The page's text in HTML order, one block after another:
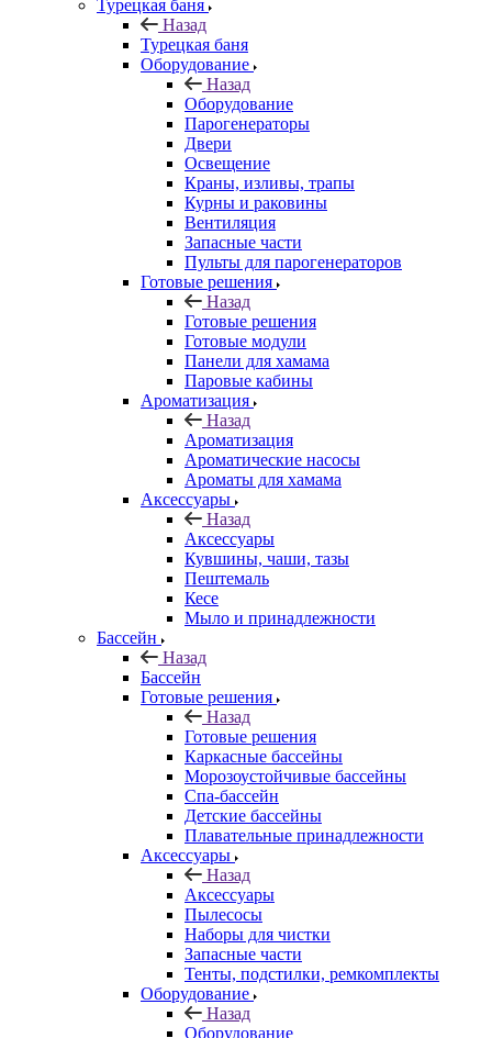
Турецкая баня
Назад
Турецкая баня
Оборудование
Назад
Оборудование
Парогенераторы
Двери
Освещение
Краны, изливы, трапы
Курны и раковины
Вентиляция
Запасные части
Пульты для парогенераторов
Готовые решения
Назад
Готовые решения
Готовые модули
Панели для хамама
Паровые кабины
Ароматизация
Назад
Ароматизация
Ароматические насосы
Ароматы для хамама
Аксессуары
Назад
Аксессуары
Кувшины, чаши, тазы
Пештемаль
Кесе
Мыло и принадлежности
Бассейн
Назад
Бассейн
Готовые решения
Назад
Готовые решения
Каркасные бассейны
Морозоустойчивые бассейны
Спа-бассейн
Детские бассейны
Плавательные принадлежности
Аксессуары
Назад
Аксессуары
Пылесосы
Наборы для чистки
Запасные части
Тенты, подстилки, ремкомплекты
Оборудование
Назад
Оборудование